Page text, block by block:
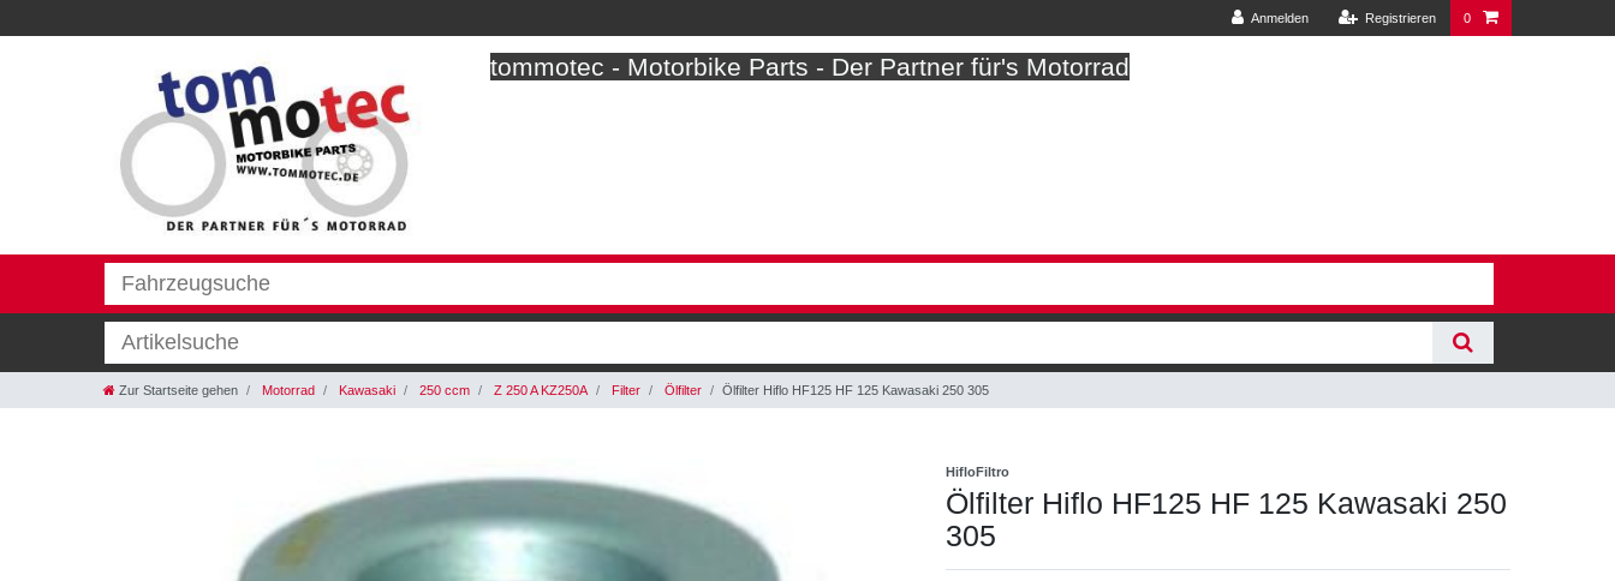
Anmelden Registrieren 0
tommotec - Motorbike Parts - Der Partner für's Motorrad
Zur Startseite gehen Motorrad Kawasaki 250 ccm Z 250 A KZ250A Filter Ölfilter Ölfilter Hiflo HF125 HF 125 Kawasaki 250 305
HifloFiltro
Ölfilter Hiflo HF125 HF 125 Kawasaki 250
305